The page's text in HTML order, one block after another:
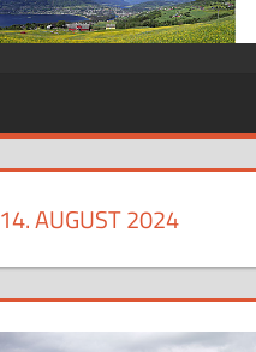
14. AUGUST 2024